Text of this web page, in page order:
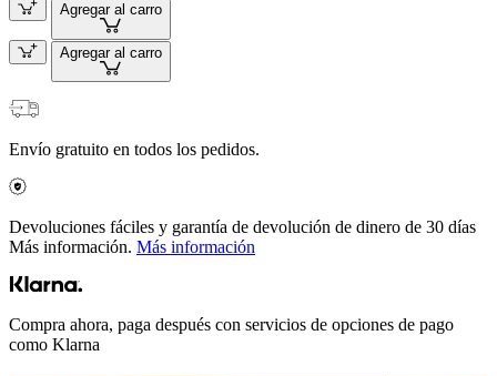
Agregar al carro
Agregar al carro
Envío gratuito en todos los pedidos.
Devoluciones fáciles y garantía de devolución de dinero de 30 días
Más información. Más información
Compra ahora, paga después con servicios de opciones de pago
como Klarna